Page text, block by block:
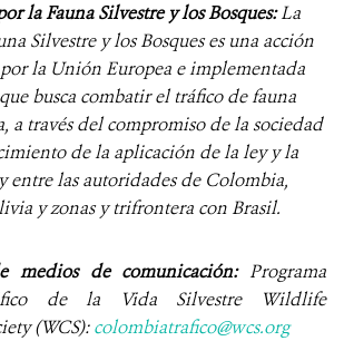
la Fauna Silvestre y los Bosques:La
Silvestre y los Bosques es una acción
la Unión Europea e implementada
busca combatir el tráfico de fauna
a través del compromiso de la sociedad
de la aplicación de la ley y la
entre las autoridades de Colombia,
y zonas y trifrontera con Brasil.
medios de comunicación: Programa
de la Vida Silvestre Wildlife
(WCS):colombiatrafico@wcs.org